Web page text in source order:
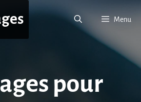
Menu
pour